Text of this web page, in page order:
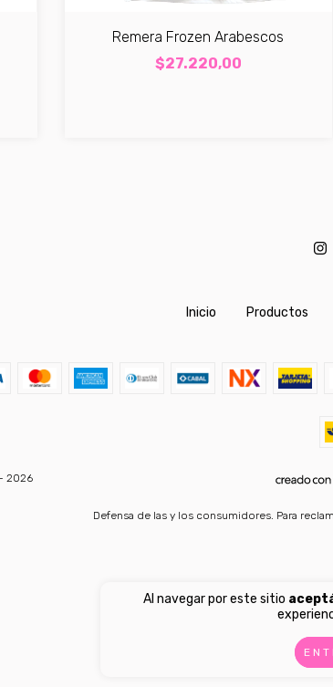
Al navegar por este sitio
Remera Frozen Arabescos
$27.220,00
Inicio Productos
2026
Defensa de las y los consumidores. Para